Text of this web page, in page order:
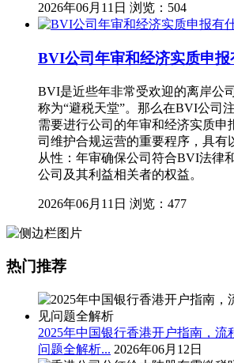
2026年06月11日 浏览：504
BVI公司年审和经济实质申报
BVI是近些年非常受欢迎的离岸公
称为“避税天堂”。那么在BVI公司
需要进行公司的年审和经济实质申
司维护合规运营的重要程序，具有
从性：年审确保公司符合BVI法律
公司及其利益相关者的权益。
2026年06月11日 浏览：477
热门推荐
2025年中国银行香港开户指南，流
问题全解析... 2026年06月12日